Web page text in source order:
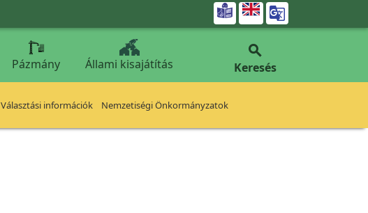

Pázmány Állami kisajátítás

Keresés
Választási információk Nemzetiségi Önkormányzatok